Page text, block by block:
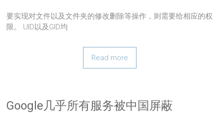
要实现对文件以及文件夹的修改删除等操作，则需要给相应的权
限。 UID以及GID均
Read more
Google几乎所有服务被中国屏蔽